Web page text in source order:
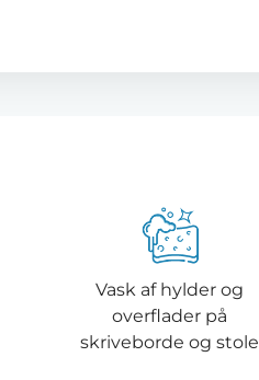
Vask af hylder og
overflader på
skriveborde og stole